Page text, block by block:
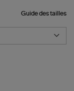
Guide des tailles